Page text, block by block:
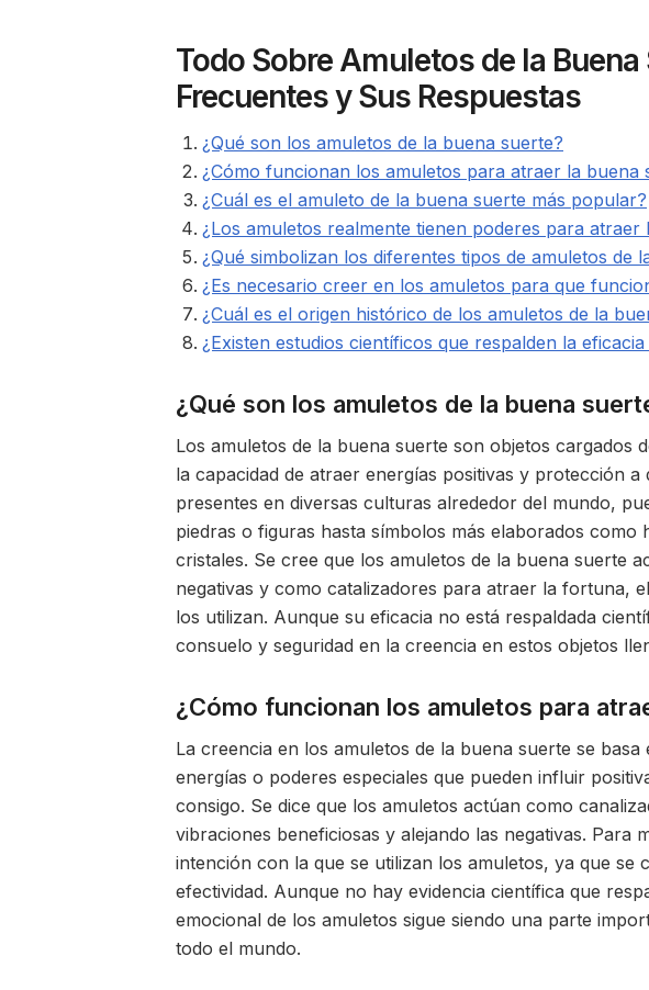
Todo Sobre Amuletos de la
Frecuentes y Sus Respuestas
¿Qué son los amuletos de la buena suerte?
¿Cómo funcionan los amuletos para atraer la buena
¿Cuál es el amuleto de la buena suerte más popular?
¿Los amuletos realmente tienen poderes para atraer
¿Qué simbolizan los diferentes tipos de amuletos de
¿Es necesario creer en los amuletos para que
¿Cuál es el origen histórico de los amuletos de la
¿Existen estudios científicos que respalden la
¿Qué son los amuletos de la buena
Los amuletos de la buena suerte son objetos cargados
la capacidad de atraer energías positivas y protección a
presentes en diversas culturas alrededor del mundo,
piedras o figuras hasta símbolos más elaborados
cristales. Se cree que los amuletos de la buena suerte
negativas y como catalizadores para atraer la fortuna,
los utilizan. Aunque su eficacia no está respaldada
consuelo y seguridad en la creencia en estos objetos
¿Cómo funcionan los amuletos para
La creencia en los amuletos de la buena suerte se
energías o poderes especiales que pueden influir
consigo. Se dice que los amuletos actúan como
vibraciones beneficiosas y alejando las negativas. Para
intención con la que se utilizan los amuletos, ya que se
efectividad. Aunque no hay evidencia científica que
emocional de los amuletos sigue siendo una parte
todo el mundo.